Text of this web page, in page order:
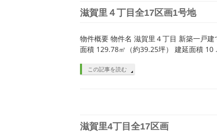
滋賀里４丁目全17区画1号地
物件概要 物件名 滋賀里４丁目 新築一戸
面積 129.78㎡（約39.25坪） 建延面積 10
この記事を読む
滋賀里4丁目全17区画